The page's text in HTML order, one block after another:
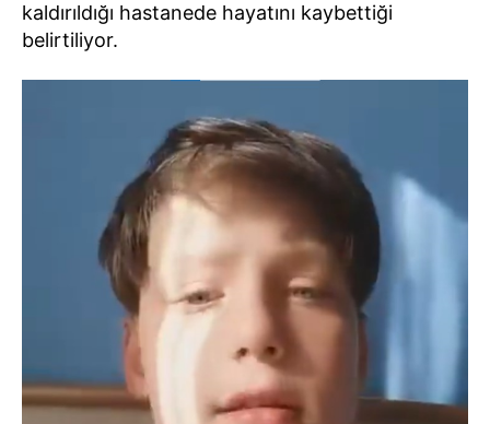
kaldırıldığı hastanede hayatını kaybettiği
belirtiliyor.